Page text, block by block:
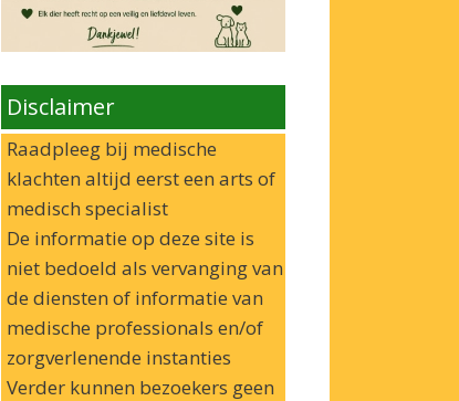
Disclaimer
Raadpleeg bij medische
klachten altijd eerst een arts of
medisch specialist
De informatie op deze site is
niet bedoeld als vervanging van
de diensten of informatie van
medische professionals en/of
zorgverlenende instanties
Verder kunnen bezoekers geen